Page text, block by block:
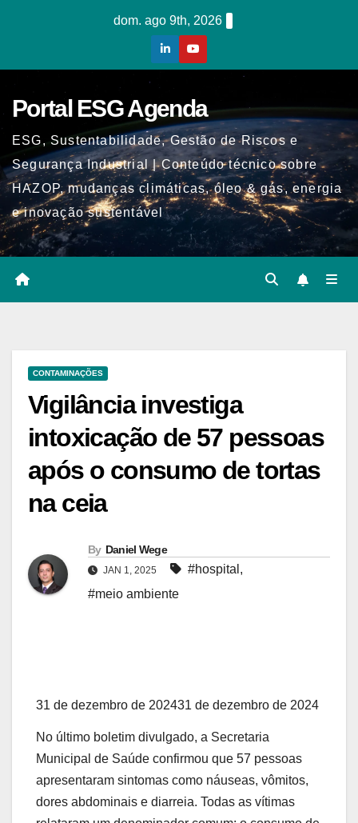
dom. ago 9th, 2026
Portal ESG Agenda
ESG, Sustentabilidade, Gestão de Riscos e
Segurança Industrial | Conteúdo técnico sobre
HAZOP, mudanças climáticas, óleo & gás, energia
e inovação sustentável
CONTAMINAÇÕES
Vigilância investiga
intoxicação de 57 pessoas
após o consumo de tortas
na ceia
By Daniel Wege
JAN 1, 2025 #hospital ,
#meio ambiente
31 de dezembro de 202431 de dezembro de 2024
No último boletim divulgado, a Secretaria
Municipal de Saúde confirmou que 57 pessoas
apresentaram sintomas como náuseas, vômitos,
dores abdominais e diarreia. Todas as vítimas